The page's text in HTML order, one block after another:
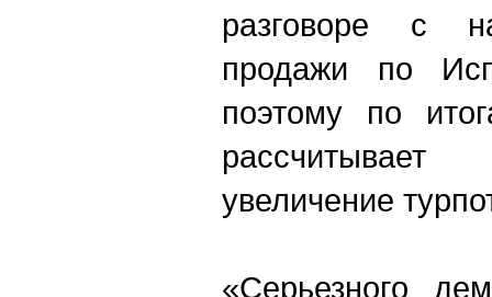
разговоре с
продажи по
поэтому по
увеличение
«Серьезного